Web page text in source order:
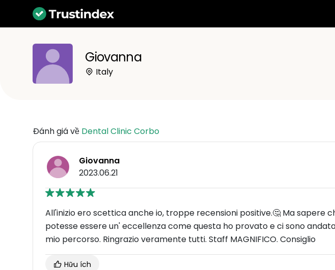
Giovanna
Italy
Đánh giá về Dental Clinic Corbo
Giovanna
2023.06.21
All'inizio ero scettica anche io, troppe recensioni positive.🤔 Ma sapere
potesse essere un' eccellenza come questa ho provato e ci sono
mio percorso. Ringrazio veramente tutti. Staff MAGNIFICO. Consiglio
Hữu ích